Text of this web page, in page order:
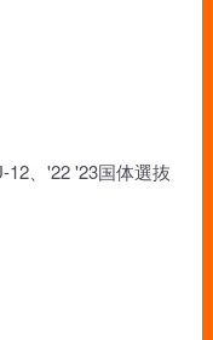
、'22 '23国体選抜